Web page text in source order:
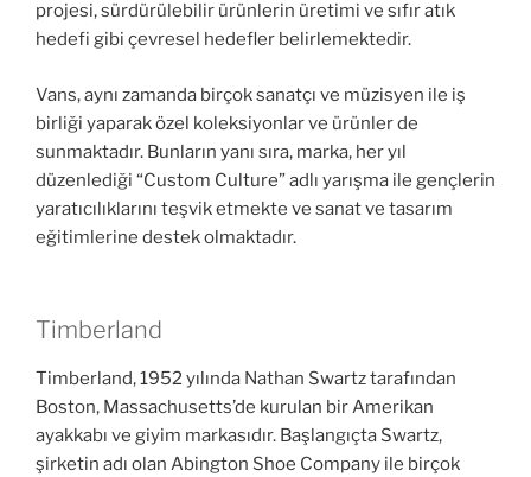
projesi, sürdürülebilir ürünlerin üretimi ve sıfır atık
hedefi gibi çevresel hedefler belirlemektedir.
Vans, aynı zamanda birçok sanatçı ve müzisyen ile iş
birliği yaparak özel koleksiyonlar ve ürünler de
sunmaktadır. Bunların yanı sıra, marka, her yıl
düzenlediği “Custom Culture” adlı yarışma ile gençlerin
yaratıcılıklarını teşvik etmekte ve sanat ve tasarım
eğitimlerine destek olmaktadır.
Timberland
Timberland, 1952 yılında Nathan Swartz tarafından
Boston, Massachusetts’de kurulan bir Amerikan
ayakkabı ve giyim markasıdır. Başlangıçta Swartz,
şirketin adı olan Abington Shoe Company ile birçok